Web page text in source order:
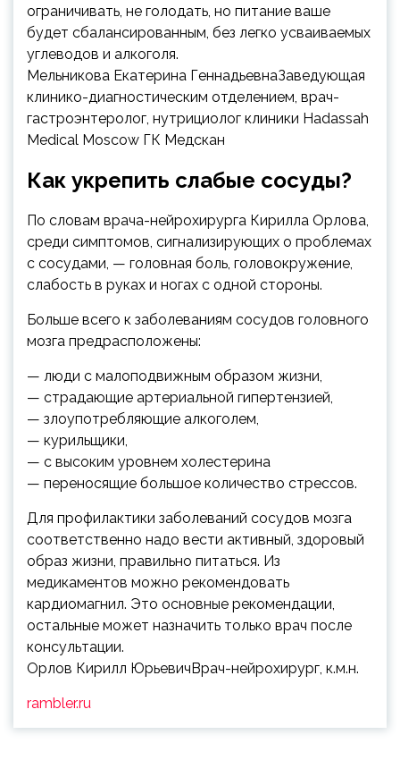
ограничивать, не голодать, но питание ваше
будет сбалансированным, без легко усваиваемых
углеводов и алкоголя.
Мельникова Екатерина ГеннадьевнаЗаведующая
клинико-диагностическим отделением, врач-
гастроэнтеролог, нутрициолог клиники Hadassah
Medical Moscow ГК Медскан
Как укрепить слабые сосуды?
По словам врача-нейрохирурга Кирилла Орлова,
среди симптомов, сигнализирующих о проблемах
с сосудами, — головная боль, головокружение,
слабость в руках и ногах с одной стороны.
Больше всего к заболеваниям сосудов головного
мозга предрасположены:
— люди с малоподвижным образом жизни,
— страдающие артериальной гипертензией,
— злоупотребляющие алкоголем,
— курильщики,
— с высоким уровнем холестерина
— переносящие большое количество стрессов.
Для профилактики заболеваний сосудов мозга
соответственно надо вести активный, здоровый
образ жизни, правильно питаться. Из
медикаментов можно рекомендовать
кардиомагнил. Это основные рекомендации,
остальные может назначить только врач после
консультации.
Орлов Кирилл ЮрьевичВрач-нейрохирург, к.м.н.
rambler.ru